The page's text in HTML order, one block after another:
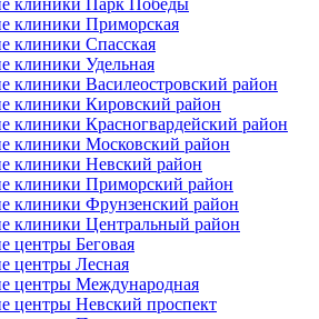
клиники Приморская
клиники Спасская
клиники Удельная
клиники Василеостровский район
клиники Кировский район
клиники Красногвардейский район
клиники Московский район
клиники Невский район
клиники Приморский район
клиники Фрунзенский район
клиники Центральный район
центры Беговая
центры Лесная
центры Международная
центры Невский проспект